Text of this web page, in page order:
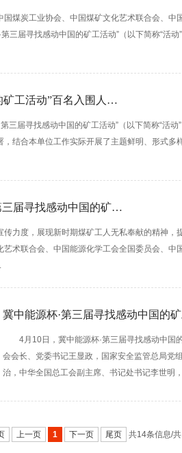
国煤炭工业协会、中国煤矿文化艺术联合会、
三届寻找感动中国的矿工活动”（以下简称“活
矿工活动”百名入围人…
三届寻找感动中国的矿工活动”（以下简称“活
结合本单位工作实际开展了主题鲜明、形式多
三届寻找感动中国的矿…
传力度，展现新时期煤矿工人无私奉献的精神
艺术联合会、中国能源化学工会全国委员会、
冀中能源杯·第三届寻找感动中国的
4月10日，冀中能源杯·第三届寻找感动中国
会会长、党委书记王显政，国家安全监管总局党
治，中华全国总工会副主席、书记处书记李世明
上一页 1 下一页 尾页 共14条信息/